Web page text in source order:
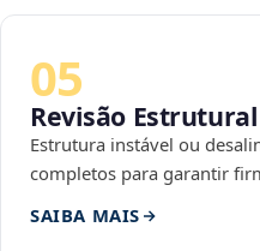
05
Revisão
Estrutura instável ou
completos para garantir
SAIBA MAIS